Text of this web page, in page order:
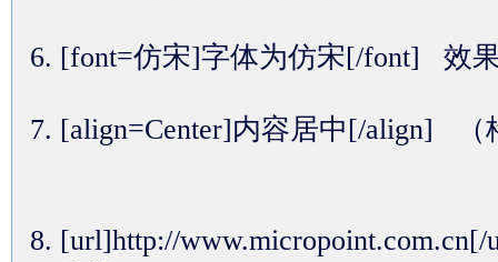
[font=仿宋]字体为仿宋[/font] 效
[align=Center]内容居中[/align] （
[url]http://